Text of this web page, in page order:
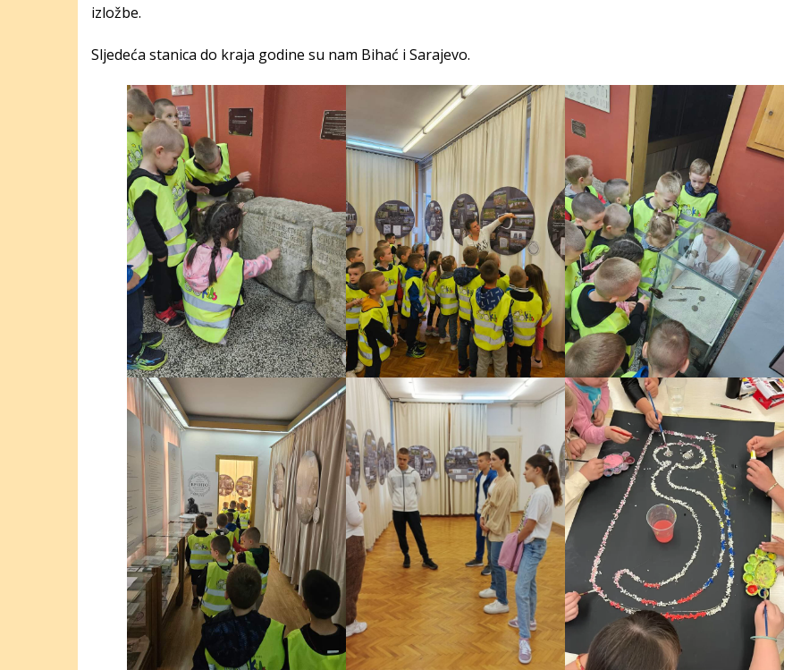
izložbe.
Sljedeća stanica do kraja godine su nam Bihać i Sarajevo.